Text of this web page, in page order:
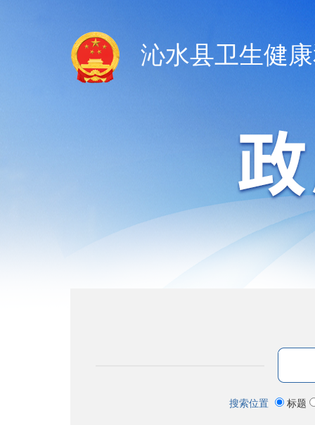
沁水县卫生健
搜索位置 标题